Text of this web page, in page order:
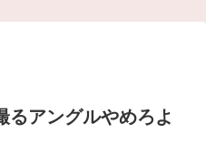
るアングルやめろよ